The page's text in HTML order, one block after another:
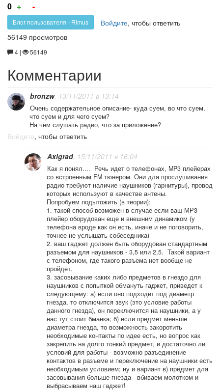
0 +
за!
-
против!
Блог пользователя - Rimus Войдите, чтобы ответить
56149 просмотров
4 | 56149
Комментарии
bronzw, 13/11/2011 в 13:14
Очень содержательное описание- куда суем, во что суем,
что суем и для чего суем?
На чем слушать радио, что за приложение?
Войдите, чтобы ответить
Axlgrad, 15/11/2011 в 16:04
Как я понял.... Речь идет о телефонах, MP3 плейерах
со встроенным FM тюнером. Они для прослушивания
радио требуют наличие наушников (гарнитуры), провод
которых используют в качестве антены.
Попробуем подытожить (в теории):
1. такой способ возможен в случае если ваш МР3
плейер оборудован еще и внешним динамиком (у
телефона вроде как он есть, иначе и не поговорить,
точнее не услышать собеседника)
2. ваш гаджет должен быть оборудован стандартным
разъемом для наушников - 3,5 или 2,5. Такой вариант
с телефоном, где такого разъема нет вообще не
пройдет.
3. засовывание каких либо предметов в гнездо для
наушников с попыткой обмануть гаджет, приведет к
следующему: а) если оно подходит под диаметр
гнезда, то отключится звук (это условие работы
данного гнезда), он переключится на наушники, а у
нас тут стоит бманка; б) если предмет меньше
диаметра гнезда, то возможность закоротить
необходимые контакты по идее есть, но вопрос как
закрепить на долго тонкий предмет, и достаточно ли
условий для работы - возможно разъединение
контактов в разъеме и переключение на наушники есть
необходимым условием; ну и вариант в) предмет для
засовывания больше гнезда - вбиваем молотком и
выбрасываем наш гаджет!